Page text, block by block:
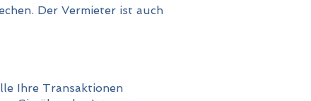
Der Vermieter ist auch
Ihre Transaktionen